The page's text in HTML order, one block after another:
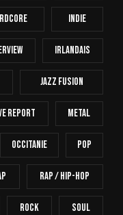
INDIE
Irlandais
Jazz Fusion
Report Metal
Occitanie Pop
Rap / Hip-Hop
Rock Soul